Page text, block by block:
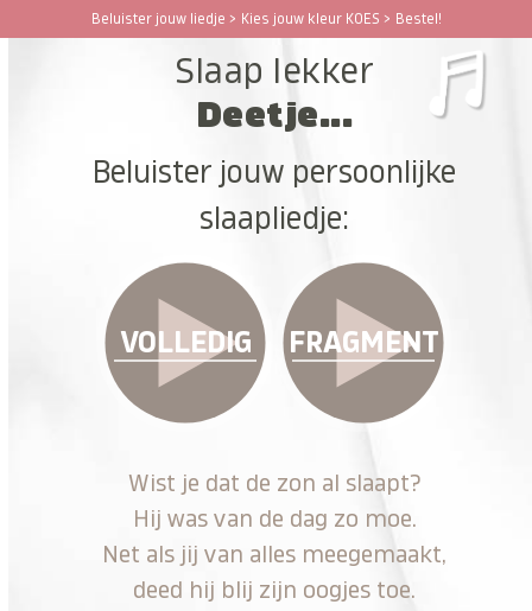
Beluister jouw liedje > Kies jouw kleur KOES > Bestel!
Open
Close
Slaap lekker
Deetje...
Beluister jouw persoonlijke
slaapliedje:
VOLLEDIG FRAGMENT
Wist je dat de zon al slaapt?
Hij was van de dag zo moe.
Net als jij van alles meegemaakt,
deed hij blij zijn oogjes toe.